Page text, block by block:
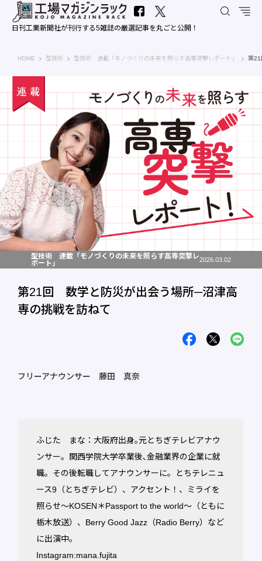
日刊工業新聞社が刊行する5雑誌の厳選記事を丸ごと公開！
HOME 工場マガジンラック｜日刊工業新聞社
型技術 型技術 連載「モノづくりの未来を照らす高専突撃レポート」 第21
型技術 連載「モノづくりの未来を照らす高専突撃レ
ポート」
2026.03.02
第21回 数学と防災が出会う場所─沼津高
専の挑戦を訪ねて
フリーアナウンサー 藤田 真奈
ふじた まな：大阪府出身｡元とちぎテレビアナウ
ンサー。関西学院大学卒業後､金融業界の企業に就
職。その後転職してアナウンサーに。とちテレニュ
ース9（とちぎテレビ）、アクセント！、ミライを
照らせ～KOSEN＊Passport to the world～（ともに
栃木放送）、Berry Good Jazz（Radio Berry）など
に出演中。
Instagram:mana.fujita